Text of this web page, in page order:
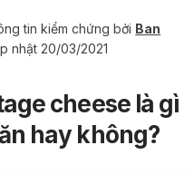
tin kiểm chứng bởi Ban
nhật 20/03/2021
cheese là gì
hay không?